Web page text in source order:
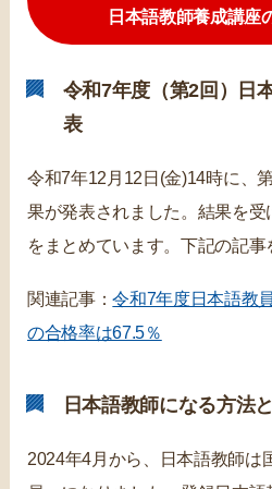
日本語教師養成講座
令和7年度（第2回）日
表
令和7年12月12日(金)14時に、
果が発表されました。結果を
をまとめています。下記の記事
関連記事：令和7年度日本語教
の合格率は67.5％
日本語教師になる方法
2024年4月から、日本語教師は